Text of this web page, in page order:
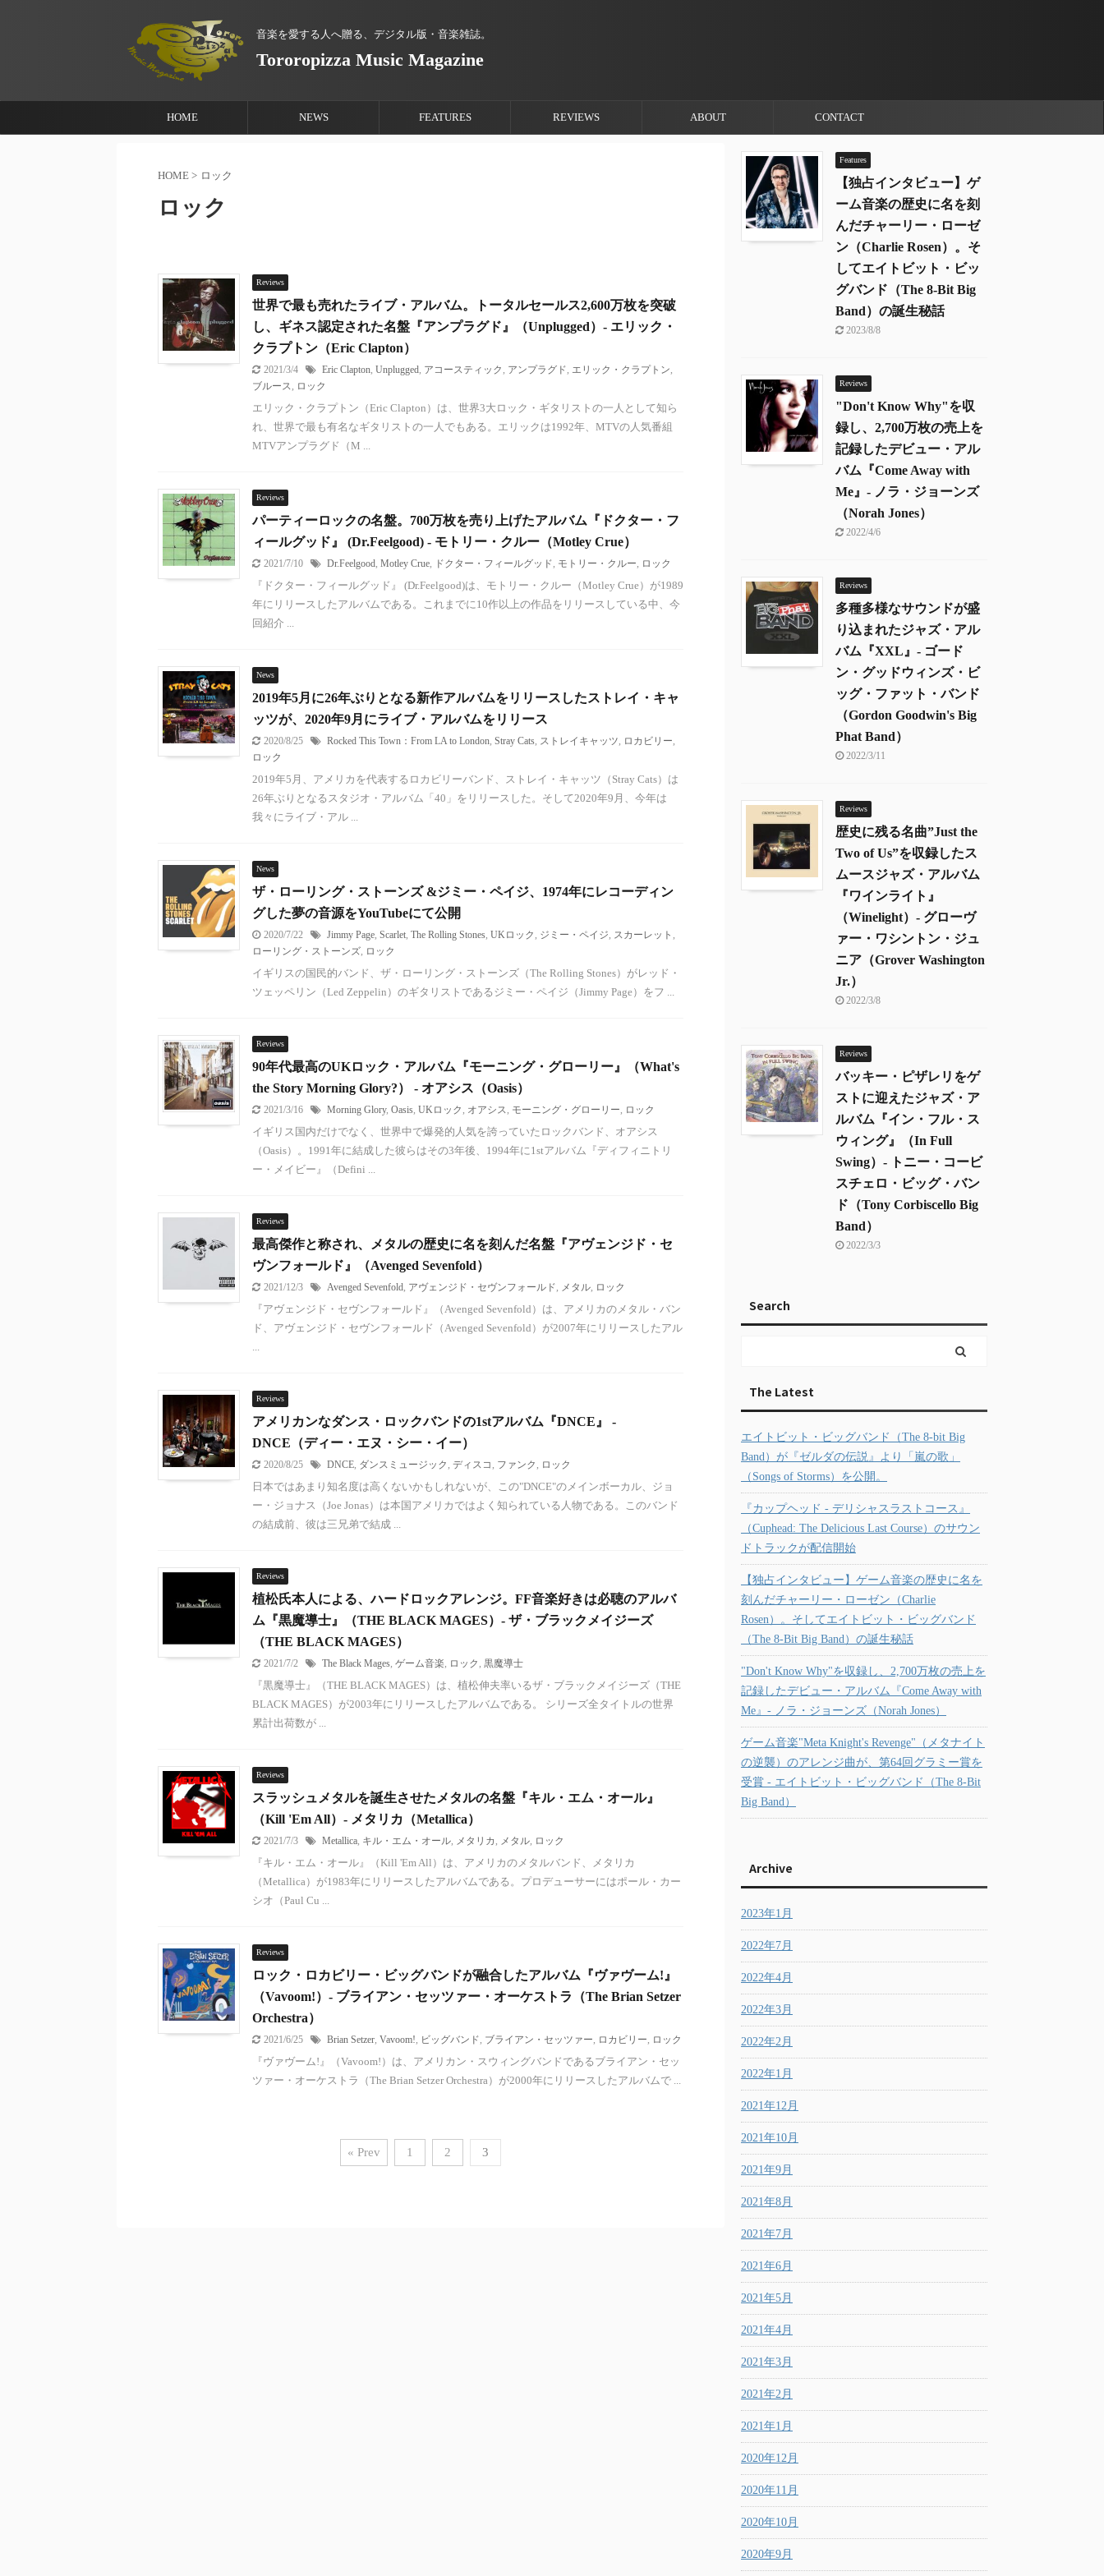
音楽を愛する人へ贈る、デジタル版・音楽雑誌。
Tororopizza Music Magazine
HOME NEWS FEATURES REVIEWS ABOUT CONTACT
HOME > ロック
ロック
Reviews
世界で最も売れたライブ・アルバム。トータルセールス2,600万枚を突破
し、ギネス認定された名盤『アンプラグド』（Unplugged）- エリック・
クラプトン（Eric Clapton）
2021/3/4 Eric Clapton Unplugged アコースティック アンプラグド エリック・クラプトン
ブルース
ロック
エリック・クラプトン（Eric Clapton）は、世界3大ロック・ギタリストの一人として知ら
れ、世界で最も有名なギタリストの一人でもある。エリックは1992年、MTVの人気番組
MTVアンプラグド（M ...
Reviews
パーティーロックの名盤。700万枚を売り上げたアルバム『ドクター・フ
ィールグッド』 (Dr.Feelgood) - モトリー・クルー（Motley Crue）
2021/7/10 Dr.Feelgood Motley Crue ドクター・フィールグッド モトリー・クルー ロック
『ドクター・フィールグッド』 (Dr.Feelgood)は、モトリー・クルー（Motley Crue）が1989
年にリリースしたアルバムである。これまでに10作以上の作品をリリースしている中、今
回紹介 ...
News
2019年5月に26年ぶりとなる新作アルバムをリリースしたストレイ・キャ
ッツが、2020年9月にライブ・アルバムをリリース
2020/8/25 Rocked This Town：From LA to London Stray Cats ストレイキャッツ ロカビリー
ロック
2019年5月、アメリカを代表するロカビリーバンド、ストレイ・キャッツ（Stray Cats）は
26年ぶりとなるスタジオ・アルバム「40」をリリースした。そして2020年9月、今年は
我々にライブ・アル ...
News
ザ・ローリング・ストーンズ &ジミー・ペイジ、1974年にレコーディン
グした夢の音源をYouTubeにて公開
2020/7/22 Jimmy Page Scarlet The Rolling Stones UKロック ジミー・ペイジ スカーレット
ローリング・ストーンズ ロック
イギリスの国民的バンド、ザ・ローリング・ストーンズ（The Rolling Stones）がレッド・
ツェッペリン（Led Zeppelin）のギタリストであるジミー・ペイジ（Jimmy Page）をフ ...
Reviews
90年代最高のUKロック・アルバム『モーニング・グローリー』（What's
the Story Morning Glory?） - オアシス（Oasis）
2021/3/16 Morning Glory, Oasis UKロック オアシス モーニング・グローリー ロック
イギリス国内だけでなく、世界中で爆発的人気を誇っていたロックバンド、オアシス
（Oasis）。1991年に結成した彼らはその3年後、1994年に1stアルバム『ディフィニトリ
ー・メイビー』（Defini ...
Reviews
最高傑作と称され、メタルの歴史に名を刻んだ名盤『アヴェンジド・セ
ヴンフォールド』（Avenged Sevenfold）
2021/12/3 Avenged Sevenfold アヴェンジド・セヴンフォールド メタル ロック
『アヴェンジド・セヴンフォールド』（Avenged Sevenfold）は、アメリカのメタル・バン
ド、アヴェンジド・セヴンフォールド（Avenged Sevenfold）が2007年にリリースしたアル
Reviews
アメリカンなダンス・ロックバンドの1stアルバム『DNCE』 -
DNCE（ディー・エヌ・シー・イー）
2020/8/25 DNCE ダンスミュージック ディスコ ファンク ロック
日本ではあまり知名度は高くないかもしれないが、この"DNCE"のメインボーカル、ジョ
ー・ジョナス（Joe Jonas）は本国アメリカではよく知られている人物である。このバンド
の結成前、彼は三兄弟で結成 ...
Reviews
植松氏本人による、ハードロックアレンジ。FF音楽好きは必聴のアルバ
ム『黒魔導士』（THE BLACK MAGES）- ザ・ブラックメイジーズ
（THE BLACK MAGES）
2021/7/2 The Black Mages ゲーム音楽 ロック 黒魔導士
『黒魔導士』（THE BLACK MAGES）は、植松伸夫率いるザ・ブラックメイジーズ（THE
BLACK MAGES）が2003年にリリースしたアルバムである。 シリーズ全タイトルの世界
累計出荷数が ...
Reviews
スラッシュメタルを誕生させたメタルの名盤『キル・エム・オール』
（Kill 'Em All）- メタリカ（Metallica）
2021/7/3 Metallica キル・エム・オール メタリカ メタル ロック
『キル・エム・オール』（Kill 'Em All）は、アメリカのメタルバンド、メタリカ
（Metallica）が1983年にリリースしたアルバムである。プロデューサーにはポール・カー
シオ（Paul Cu ...
Reviews
ロック・ロカビリー・ビッグバンドが融合したアルバム『ヴァヴーム!』
（Vavoom!）- ブライアン・セッツァー・オーケストラ（The Brian Setzer
Orchestra）
2021/6/25 Brian Setzer Vavoom! ビッグバンド ブライアン・セッツァー ロカビリー ロック
『ヴァヴーム!』（Vavoom!）は、アメリカン・スウィングバンドであるブライアン・セッ
ツァー・オーケストラ（The Brian Setzer Orchestra）が2000年にリリースしたアルバムで ...
« Prev 1 2 3
Features
【独占インタビュー】ゲ
ーム音楽の歴史に名を刻
んだチャーリー・ローゼ
ン（Charlie Rosen）。そ
してエイトビット・ビッ
グバンド（The 8-Bit Big
Band）の誕生秘話
2023/8/8
Reviews
"Don't Know Why"を収
録し、2,700万枚の売上を
記録したデビュー・アル
バム『Come Away with
Me』- ノラ・ジョーンズ
（Norah Jones）
2022/4/6
Reviews
多種多様なサウンドが盛
り込まれたジャズ・アル
バム『XXL』- ゴード
ン・グッドウィンズ・ビ
ッグ・ファット・バンド
（Gordon Goodwin's Big
Phat Band）
2022/3/11
Reviews
歴史に残る名曲”Just the
Two of Us”を収録したス
ムースジャズ・アルバム
『ワインライト』
（Winelight）- グローヴ
ァー・ワシントン・ジュ
ニア（Grover Washington
Jr.）
2022/3/8
Reviews
バッキー・ピザレリをゲ
ストに迎えたジャズ・ア
ルバム『イン・フル・ス
ウィング』（In Full
Swing）- トニー・コービ
スチェロ・ビッグ・バン
ド（Tony Corbiscello Big
Band）
2022/3/3
Search
The Latest
エイトビット・ビッグバンド（The 8-bit Big
Band）が『ゼルダの伝説』より「嵐の歌」
（Songs of Storms）を公開。
『カップヘッド - デリシャスラストコース』
（Cuphead: The Delicious Last Course）のサウン
ドトラックが配信開始
【独占インタビュー】ゲーム音楽の歴史に名を
刻んだチャーリー・ローゼン（Charlie
Rosen）。そしてエイトビット・ビッグバンド
（The 8-Bit Big Band）の誕生秘話
"Don't Know Why"を収録し、2,700万枚の売上を
記録したデビュー・アルバム『Come Away with
Me』- ノラ・ジョーンズ（Norah Jones）
ゲーム音楽"Meta Knight's Revenge"（メタナイト
の逆襲）のアレンジ曲が、第64回グラミー賞を
受賞 - エイトビット・ビッグバンド（The 8-Bit
Big Band）
Archive
2023年1月
2022年7月
2022年4月
2022年3月
2022年2月
2022年1月
2021年12月
2021年10月
2021年9月
2021年8月
2021年7月
2021年6月
2021年5月
2021年4月
2021年3月
2021年2月
2021年1月
2020年12月
2020年11月
2020年10月
2020年9月